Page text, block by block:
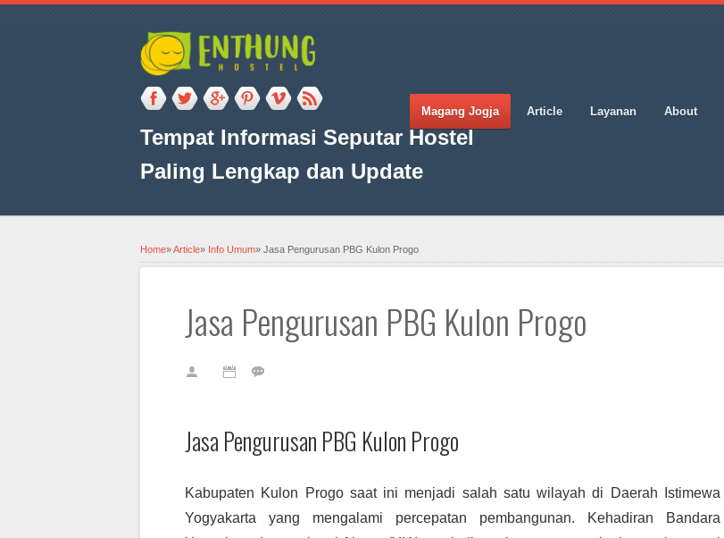
Tempat Informasi Seputar Hostel
Paling Lengkap dan Update
Magang Jogja Article Layanan About
Home»Article» Info Umum» Jasa Pengurusan PBG Kulon Progo
Jasa Pengurusan PBG Kulon Progo
Jasa Pengurusan PBG Kulon Progo
Kabupaten Kulon Progo saat ini menjadi salah satu wilayah di Daerah Istimewa
Yogyakarta yang mengalami percepatan pembangunan. Kehadiran Bandara